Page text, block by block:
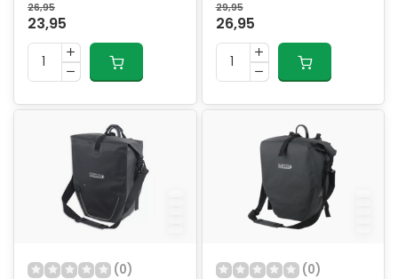
26,95
23,95
29,95
26,95
(0) (0)